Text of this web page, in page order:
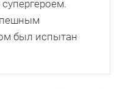
был испытан